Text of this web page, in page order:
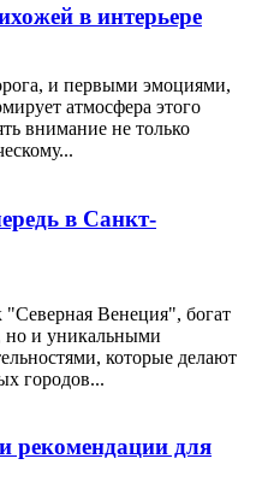
в интерьере
и первыми эмоциями,
атмосфера этого
внимание не только
в Санкт-
"Северная Венеция", богат
но и уникальными
которые делают
городов...
рекомендации для